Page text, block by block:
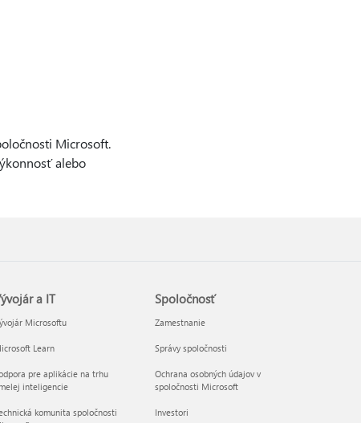
Microsoft.
alebo
a IT
Microsoftu
Learn
pre aplikácie na trhu
inteligencie
komunita spoločnosti
Spoločnosť
Zamestnanie
Správy spoločnosti
Ochrana osobných údajov v
spoločnosti Microsoft
Investori